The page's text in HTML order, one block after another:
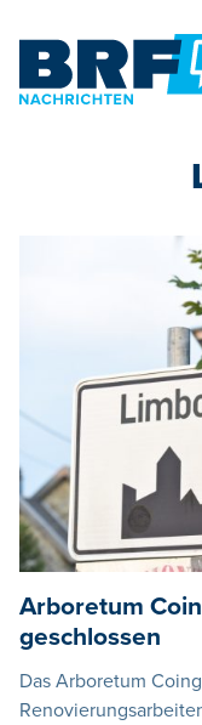
Arboretum
geschlossen
Das Arboretum